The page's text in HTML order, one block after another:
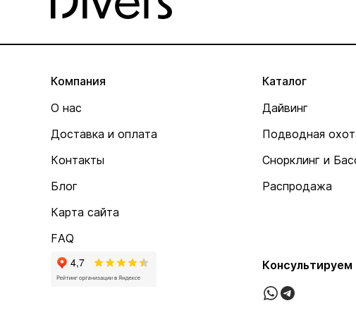
Компания
О нас
Доставка и оплата
Контакты
Блог
Карта сайта
FAQ
Каталог
Дайвинг
Подводная
Снорклинг и
Распродажа
Консультируем